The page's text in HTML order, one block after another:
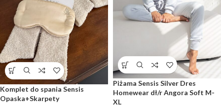
Komplet do spania Sensis
Opaska+Skarpety
Piżama Sensis Silver Dres
Homewear dł/r Angora Soft M-
XL